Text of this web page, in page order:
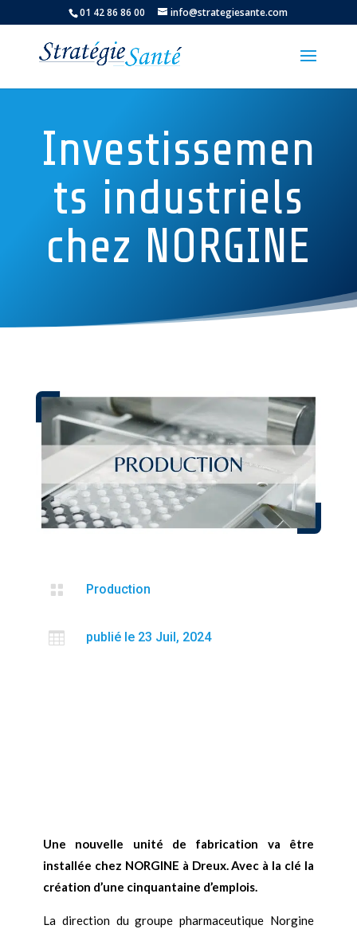
01 42 86 86 00 info@strategiesante.com
Investissemen
ts industriels
chez NORGINE
 Production
 publié le 23 Juil, 2024
Une nouvelle unité de fabrication va être
installée chez NORGINE à Dreux. Avec à la clé la
création d’une cinquantaine d’emplois.
La direction du groupe pharmaceutique Norgine